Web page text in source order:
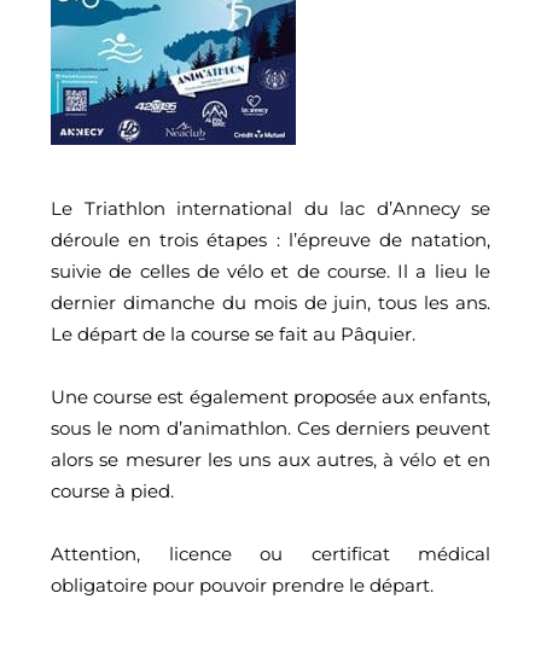
Le Triathlon international du lac d’Annecy se
déroule en trois étapes : l’épreuve de natation,
suivie de celles de vélo et de course. Il a lieu le
dernier dimanche du mois de juin, tous les ans.
Le départ de la course se fait au Pâquier.
Une course est également proposée aux enfants,
sous le nom d’animathlon. Ces derniers peuvent
alors se mesurer les uns aux autres, à vélo et en
course à pied.
Attention, licence ou certificat médical
obligatoire pour pouvoir prendre le départ.